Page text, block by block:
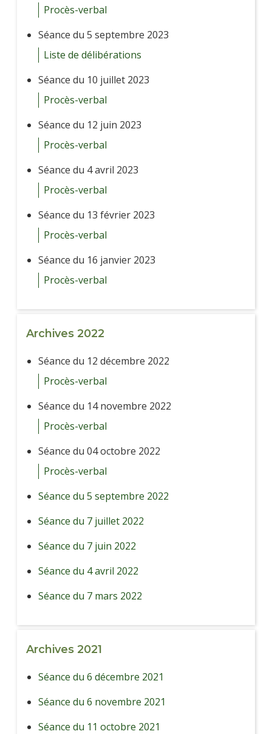
Procès-verbal
Séance du 5 septembre 2023
Liste de délibérations
Séance du 10 juillet 2023
Procès-verbal
Séance du 12 juin 2023
Procès-verbal
Séance du 4 avril 2023
Procès-verbal
Séance du 13 février 2023
Procès-verbal
Séance du 16 janvier 2023
Procès-verbal
Archives 2022
Séance du 12 décembre 2022
Procès-verbal
Séance du 14 novembre 2022
Procès-verbal
Séance du 04 octobre 2022
Procès-verbal
Séance du 5 septembre 2022
Séance du 7 juillet 2022
Séance du 7 juin 2022
Séance du 4 avril 2022
Séance du 7 mars 2022
Archives 2021
Séance du 6 décembre 2021
Séance du 6 novembre 2021
Séance du 11 octobre 2021